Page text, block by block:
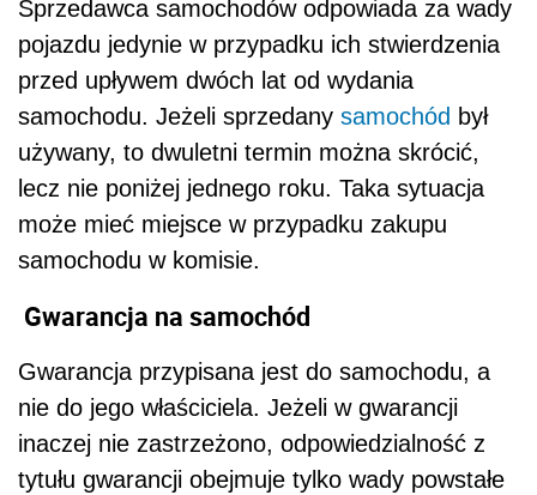
Sprzedawca samochodów odpowiada za wady
pojazdu jedynie w przypadku ich stwierdzenia
przed upływem dwóch lat od wydania
samochodu. Jeżeli sprzedany samochód był
używany, to dwuletni termin można skrócić,
lecz nie poniżej jednego roku. Taka sytuacja
może mieć miejsce w przypadku zakupu
samochodu w komisie.
Gwarancja na samochód
Gwarancja przypisana jest do samochodu, a
nie do jego właściciela. Jeżeli w gwarancji
inaczej nie zastrzeżono, odpowiedzialność z
tytułu gwarancji obejmuje tylko wady powstałe